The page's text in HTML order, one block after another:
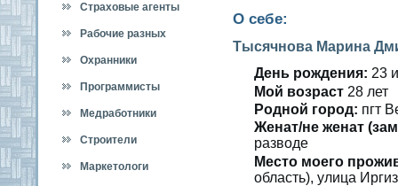
Страховые агенты
Рабочие разных
специальностей
Охранники
Программисты
Медработники
Строители
Маркетологи
О себе:
Тысячнова Марина
День рождения: 23
Мοй вοзраст 28 лет
Роднοй гοрод: пгт
Женат/не женат
развοде
Место мοегο
область), улица